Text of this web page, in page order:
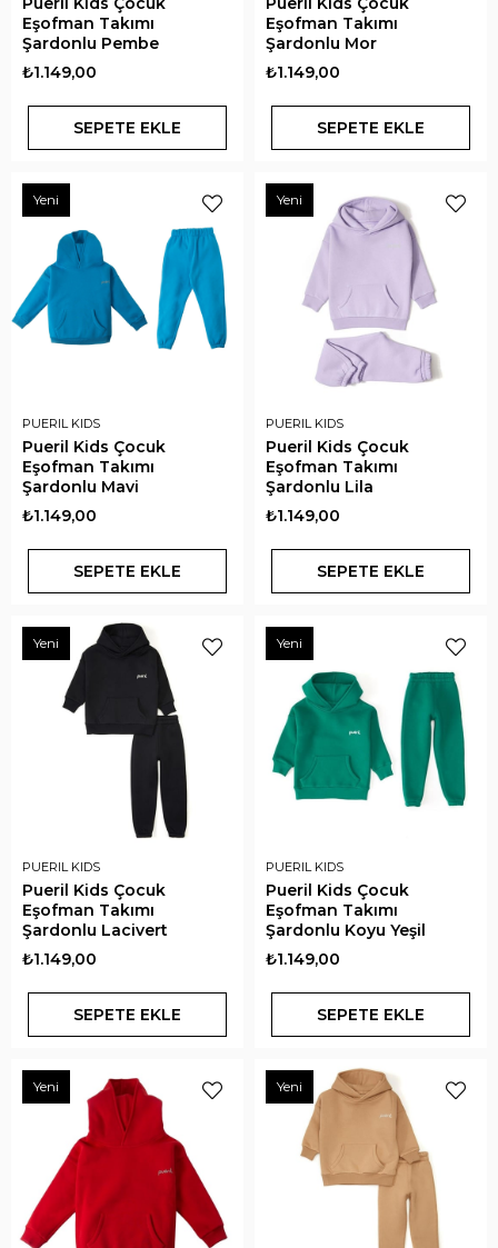
Eşofman Takımı
Şardonlu Pembe
₺1.149,00
SEPETE EKLE
Eşofman Takımı
Şardonlu Mor
₺1.149,00
SEPETE EKLE
PUERIL KIDS
Pueril Kids Çocuk
Eşofman Takımı
Şardonlu Mavi
₺1.149,00
SEPETE EKLE
Yeni
PUERIL KIDS
Pueril Kids Çocuk
Eşofman Takımı
Şardonlu Lila
₺1.149,00
SEPETE EKLE
Yeni
PUERIL KIDS
Pueril Kids Çocuk
Eşofman Takımı
Şardonlu Lacivert
₺1.149,00
SEPETE EKLE
Yeni
PUERIL KIDS
Pueril Kids Çocuk
Eşofman Takımı
Şardonlu Koyu Yeşil
₺1.149,00
SEPETE EKLE
Yeni
Yeni Yeni